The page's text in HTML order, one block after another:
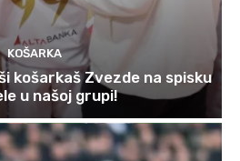
KOŠARKA
košarkaš Zvezde na spisku
u našoj grupi!